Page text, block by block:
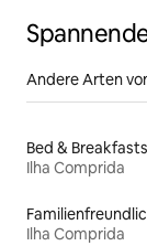
Andere Arten
Bed & Breakfasts
Ilha Comprida
Ilha Comprida